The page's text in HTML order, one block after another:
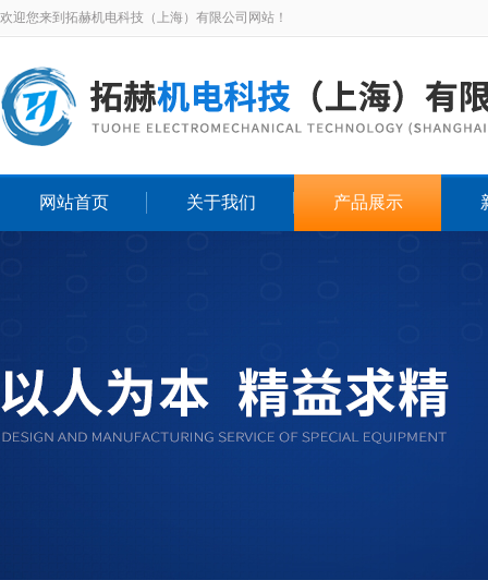
欢迎您来到拓赫机电科技（上海）有限公司网站！
网站首页 关于我们 产品展示